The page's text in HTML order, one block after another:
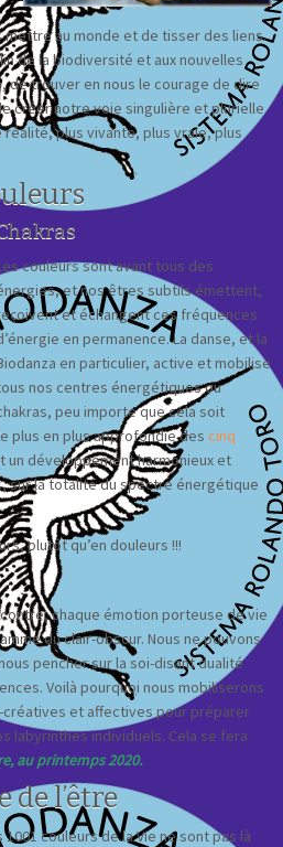
au monde et de tisser des liens.
de la biodiversité et aux nouvelles
de trouver en nous le courage de dire
créer notre voie singulière et plurielle
plus vivante, plus vraie, plus
couleurs sont avant tous des
et nos êtres subtils émettent,
et échangent ces fréquences
en permanence. La danse, et la
en particulier, active et mobilise
nos centres énergétiques ou
peu importe que cela soit
plus en plus approfondie des cinq
un développement harmonieux et
sur la totalité du spectre énergétique
plutôt qu’en douleurs !!!
chaque émotion porteuse de vie
du clair-obscur. Nous ne pouvons
pencher sur la soi-disant dualité
Voilà pourquoi nous mobiliserons
et affectives pour préparer
labyrinthes individuels. Cela se fera
au printemps 2020.
de l’être
1001 couleurs de la Vie ne sont pas là